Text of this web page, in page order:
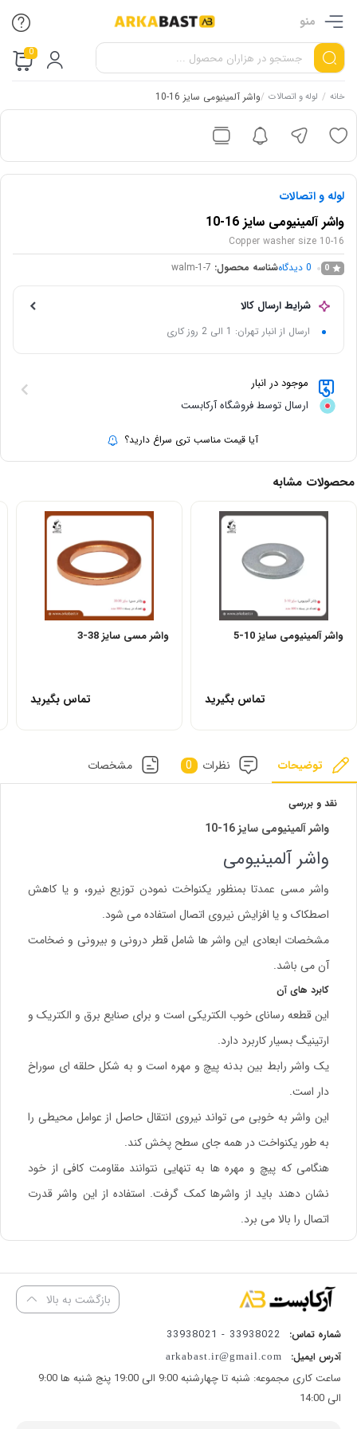
منو
0
خانه / لوله و اتصالات /واشر آلمینیومی سایز 16-10
لوله و اتصالات
واشر آلمینیومی سایز 16-10
Copper washer size 10-16
0
0 دیدگاهشناسه محصول: walm-1-7
شرایط ارسال کالا
ارسال از انبار تهران: 1 الی 2 روز کاری
موجود در انبار
ارسال توسط فروشگاه آرکابست
آیا قیمت مناسب تری سراغ دارید؟
محصولات مشابه
واشر آلمینیومی سایز 10-5
تماس بگیرید
واشر مسی سایز 38-3
تماس بگیرید
توضیحات نظرات 0 مشخصات
نقد و بررسی
واشر آلمینیومی سایز 16-10
واشر آلمینیومی
واشر مسی عمدتا بمنظور یکنواخت نمودن توزیع نیرو، و یا کاهش
اصطکاک و یا افزایش نیروی اتصال استفاده می شود.
مشخصات ابعادی این واشر ها شامل قطر درونی و بیرونی و ضخامت
آن می باشد.
کابرد های آن
این قطعه رسانای خوب الکتریکی است و برای صنایع برق و الکتریک و
ارتینیگ بسیار کاربرد دارد.
یک واشر رابط بین بدنه پیچ و مهره است و به شکل حلقه ای سوراخ
دار است.
این واشر به خوبی می تواند نیروی انتقال حاصل از عوامل محیطی را
به طور یکنواخت در همه جای سطح پخش کند.
هنگامی که پیچ و مهره ها به تنهایی نتوانند مقاومت کافی از خود
نشان دهند باید از واشرها کمک گرفت. استفاده از این واشر قدرت
اتصال را بالا می برد.
بازگشت به بالا
شماره تماس: 33938022 - 33938021
آدرس ایمیل: arkabast.ir@gmail.com
ساعت کاری مجموعه: شنبه تا چهارشنبه 9:00 الی 19:00 پنج شنبه ها 9:00
الی 14:00